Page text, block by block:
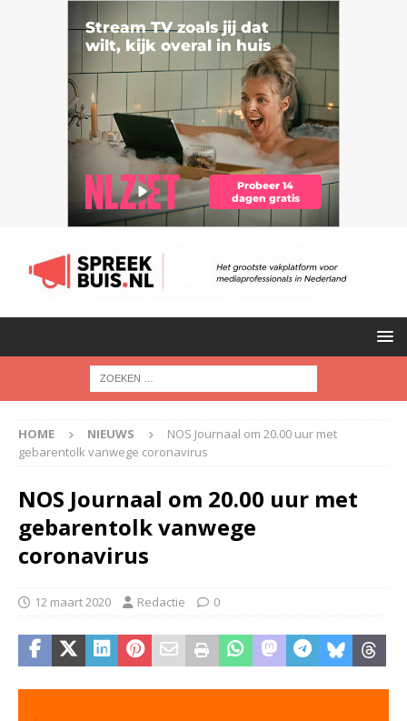
HOME NIEUWS
NOS Journaal om 20.00 uur met
gebarentolk vanwege coronavirus
NOS Journaal om 20.00 uur met
gebarentolk vanwege
coronavirus
12 maart 2020 Redactie 0